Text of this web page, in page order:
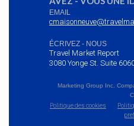
EMAIL
ÉCRIVEZ - NOUS
Travel Market Report
3080 Yonge St. Suite
Marketing Group Inc.
Politique des cookies